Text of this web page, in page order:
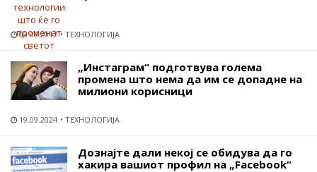
03.08.2017 ТЕХНОЛОГИЈА
„Инстаграм“ подготвува голема
промена што нема да им се допадне на
милиони корисници
19.09.2024 ТЕХНОЛОГИЈА
Дознајте дали некој се обидува да го
хакира вашиот профил на „Facebook“